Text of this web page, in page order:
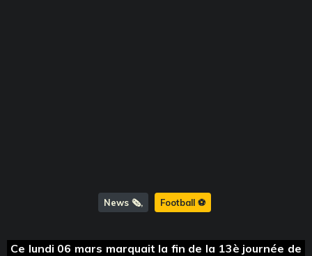
News 🗞️ Football ⚽️
Ce lundi 06 mars marquait la fin de la 13è journée de